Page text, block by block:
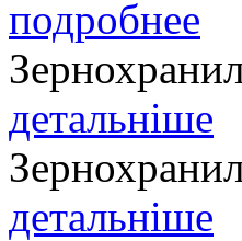
подробнее
детальніше
детальніше